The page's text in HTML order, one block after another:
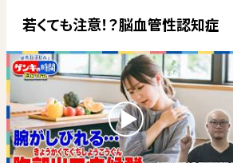
若くても注意！？脳血管性認知症